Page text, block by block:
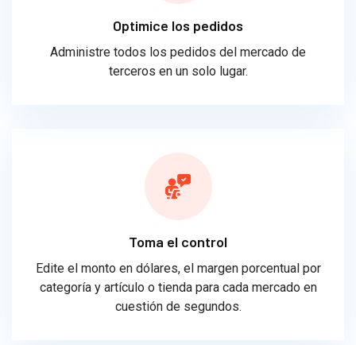
Optimice los pedidos
Administre todos los pedidos del mercado de
terceros en un solo lugar.
Toma el control
Edite el monto en dólares, el margen porcentual por
categoría y artículo o tienda para cada mercado en
cuestión de segundos.